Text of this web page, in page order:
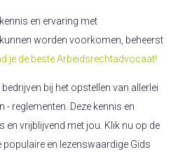
en ervaring met
worden voorkomen, beheerst
je de beste Arbeidsrechtadvocaat!
bij het opstellen van allerlei
reglementen. Deze kennis en
en vrijblijvend met jou. Klik nu op de
populaire en lezenswaardige Gids